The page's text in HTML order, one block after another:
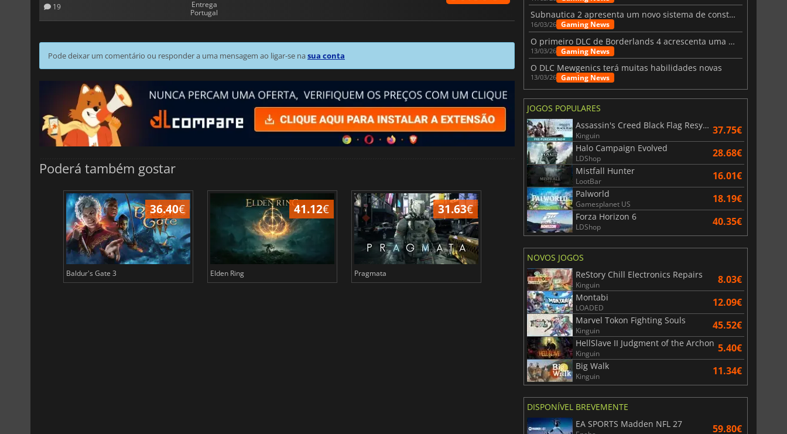
19
Entrega
Portugal
Pode deixar um comentário ou responder a uma mensagem ao ligar-se nasua conta
Poderá também gostar
36.40€
Baldur's Gate 3
41.12€
Elden Ring
31.63€
Pragmata
6.77€
Total War WARHAMMER 3
15.48
Lies Of P
Subnautica 2 apresenta um novo sistema de construção de bases
16/03/26 Gaming News
O primeiro DLC de Borderlands 4 acrescenta uma nova personagem e muito mais
13/03/26 Gaming News
O DLC Mewgenics terá muitas habilidades novas
13/03/26 Gaming News
JOGOS POPULARES
Assassin's Creed Black Flag Resynced
Kinguin 37.75€
Halo Campaign Evolved
LDShop 28.68€
Mistfall Hunter
LootBar 16.01€
Palworld
Gamesplanet US 18.19€
Forza Horizon 6
LDShop 40.35€
NOVOS JOGOS
ReStory Chill Electronics Repairs
Kinguin 8.03€
Montabi
LOADED 12.09€
Marvel Tokon Fighting Souls
Kinguin 45.52€
HellSlave II Judgment of the Archon
Kinguin 5.40€
Big Walk
Kinguin 11.34€
DISPONÍVEL BREVEMENTE
EA SPORTS Madden NFL 27
59.80€